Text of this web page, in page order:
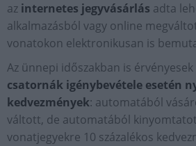
az internetes jegyvásárlás adta
alkalmazásból vagy online
vonatokon elektronikusan is
Az ünnepi időszakban is érvényesek
csatornák igénybevétele esetén
kedvezmények: automatából
váltott, de automatából
vonatjegyekre 10 százalékos